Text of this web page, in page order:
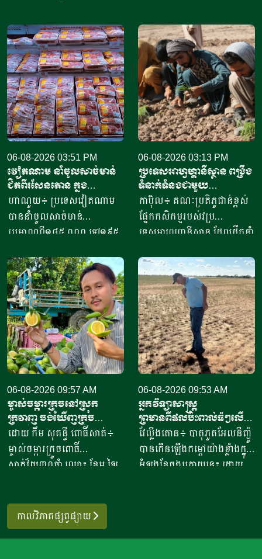
06-08-2026 03:51 PM
វៀតណាម នាំចូលសាច់មាន់
ជិតពីរសែនតោន ក្នុង
ឆមាសទី១ ដោយភាគច្រើននាំ
ចូលពីអាម៉េរិក
ហាណូយ៖ ប្រទេសវៀតណាម
បាននាំចូលសាច់មាន់
ប្រមាណពី១៨៥ ០០០ ទៅ១៩៥
ឆ្នាំ២០២៦នេះ ដោយក្នុងនោះការ
នាំចូលពីសហរដ្ឋអាម៉េរិក មាន
រហូតដល់ជិត៦២ភាគរយនៃ
បរិមាណនាំចូលសរុប។ ការនាំ
ចូលនេះ មានតម្លៃទឹកប្រាក់
ប្រមាណពី១៩០ ទៅ២០៥លាន
ដុល្លារ ខណៈពេលការនាំចូល
សាច់ និងគ្រឿងក្នុង បានកើន
ឡើងពី២៦ ទៅ៣៧,៦ភាគរយ
ប្រៀបធៀបនឹងរយៈពេលដូចគ្នា
កាលពីឆ្នាំ២០២៥។ សមាគម
បសុសត្វបានឱ្យដឹងថា ការកាត់
បន្ថយពន្ធគយក្រោមពាណិជ្ជកម្ម
សេរី បានបង្កើនសមត្ថភាពប្រកួត
ជាមុខទំនិញនាំចូលធំបំផុត ដែល
មានបរិមាណពី១៣០ ០០០
06-08-2026 03:13 PM
ប្រទេសអាហ្វហ្គានីស្ថាន ពង្រឹង
ទំនាក់ទំនងជាមួយ
ប្រទេសម៉ុលដូវ៉ា ដើម្បីជំរុញ
កិច្ចសហប្រតិបត្តិការផ្នែក
វិទ្យាសាស្ត្រ និងកសិកម្ម
កាប៊ុល៖ គណៈប្រតិភូជាន់ខ្ពស់
ផ្នែកកសិកម្មរបស់វប្រ
ទេសអាហ្វហ្គានីស្ថាន ដែលដឹកនាំ
អាហ្សាម អូសម៉ានី (Sadr Azam
Osmani) បានទៅបំពេញទស្សន
កិច្ចនៅប្រទេសម៉ុលដូវ៉ា ចាប់ពី
ថ្ងៃទី២ ដល់ទី៧ ខែសីហា
ឆ្នាំ២០២៦ ដើម្បីពង្រឹងកិច្ចសហ
ប្រតិបត្តិការរវាងប្រទេសទាំងពីរ
លើវិស័យស្រាវជ្រាវវិទ្យាសាស្ត្រ
បច្ចេកវិទ្យាកសិកម្មទំនើប និងការ
គ្រប់គ្រងសត្វល្អិតចង្រៃ។
មន្ត្រីអាហ្វហ្គានីស្ថានមានបំណង
ប្រើប្រាស់ជំនាញ និងបទ
ពិសោធន៍របស់អឺរ៉ុប ដើម្បីពង្រឹង
សមត្ថភាពស្រាវជ្រាវរបស់ខ្លួន
និងលើកកម្ពស់ការអភិវឌ្ឍ
06-08-2026 09:57 AM
ម្ចាស់ចម្ការក្រូចនៅស្រុក
ក្រវាញ ចង់ឃើញក្រូច
ពោធិ៍សាត់មានម៉ាកសម្គាល់
សមូហភាព
ដោយ កឹម សុគន្ធី ពោធិ៍សាត់៖
ម្ចាស់ចម្ការក្រូចពោធិ៍
សាត់វ័យ៣០ឆ្នាំ ឈ្មោះ ខែម ឡៃ
អះអាងថា ទីផ្សារក្រូចពោធិ៍សាត់
របស់កម្ពុជា នៅតែរក្សាបានស្ថិរ
06-08-2026 09:53 AM
អ្នកវិទ្យាសាស្ត្រ
ព្រមានពីផលប៉ះពាល់ធំៗលើ
ប្រទេសនូវែលសេឡង់ ទោះបី
មិនទាន់កើតឡើងក៏ដោយ
វែល្លីងតោន៖ បាតុភូតអែលនីញ៉ូ
បានកើនឡើងកម្ដៅយ៉ាងខ្លាំងក្នុង
អំឡុងខែចុងក្រោយនេះ ដោយ
កាលវិភាគផ្សព្វផ្សាយ